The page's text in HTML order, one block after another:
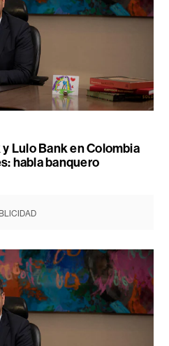
Lulo Bank en Colombia
habla banquero